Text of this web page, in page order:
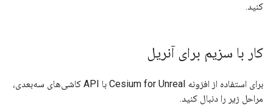
کنید.
کار با سزیم برای آنریل
برای استفاده از افزونه Cesium for Unreal با API کاشی‌های سه‌بعدی،
مراحل زیر را دنبال کنید.